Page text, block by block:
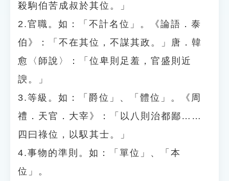
殺駒伯苦成叔於其位。」
2.官職。如：「不計名位」。《論語．泰
伯》：「不在其位，不謀其政。」唐．韓
愈〈師說〉：「位卑則足羞，官盛則近
諛。」
3.等級。如：「爵位」、「體位」。《周
禮．天官．大宰》：「以八則治都鄙……
四曰祿位，以馭其士。」
4.事物的準則。如：「單位」、「本
位」。